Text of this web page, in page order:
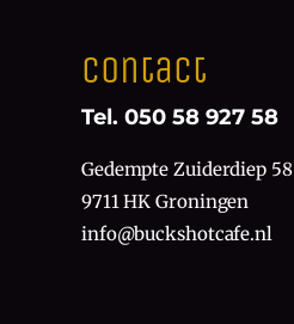
Contact
Tel. 050 58 927 58
Gedempte Zuiderdiep 58
9711 HK Groningen
info@buckshotcafe.nl